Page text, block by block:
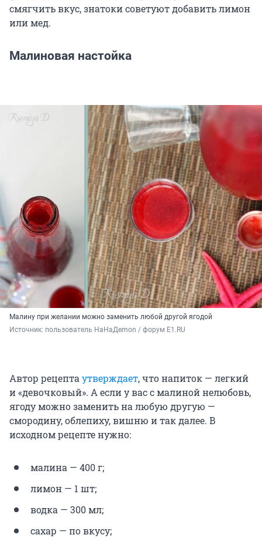
смягчить вкус, знатоки советуют добавить лимон
или мед.
Малиновая настойка
Малину при желании можно заменить любой другой ягодой
Источник: пользователь HaHaДemon / форум E1.RU
Автор рецептаутверждает, что напиток — легкий
и «девочковый». А если у вас с малиной нелюбовь,
ягоду можно заменить на любую другую —
смородину, облепиху, вишню и так далее. В
исходном рецепте нужно:
малина — 400 г;
лимон — 1 шт;
водка — 300 мл;
сахар — по вкусу;